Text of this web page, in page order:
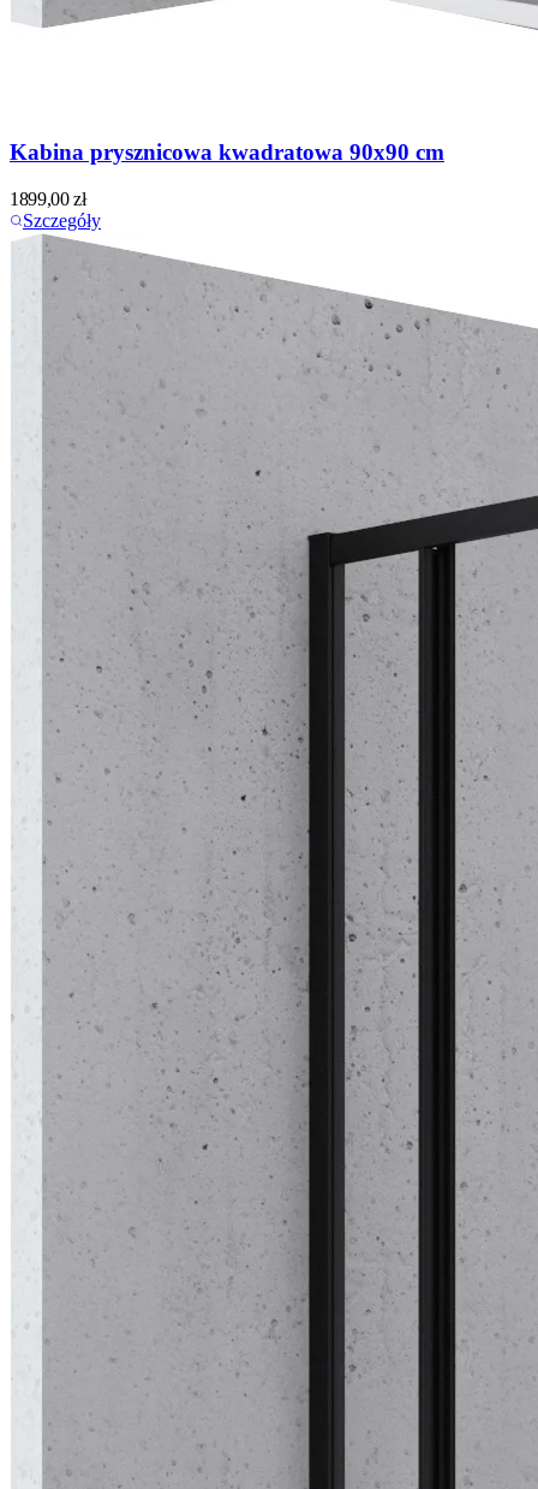
Kabina prysznicowa kwadratowa 90x90 cm
1899,00zł
Szczegóły